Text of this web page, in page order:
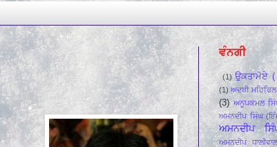
ਵੰਨਗੀ
(1) ਉਕਤਾਮੋਏ (
(1) ਅਦਬੀ ਮਹਿਫਿ਼ਲ
(3) ਅਨੂਪਕਮਲ
ਅਮਨਦੀਪ ਸਿੰਘ
ਅਮਨਦੀਪ
ਅਮਨਦੀਪ